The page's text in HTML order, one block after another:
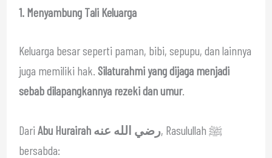
1. Menyambung Tali Keluarga
Keluarga besar seperti paman, bibi, sepupu, dan lainnya
juga memiliki hak. Silaturahmi yang dijaga menjadi
sebab dilapangkannya rezeki dan umur.
Dari Abu Hurairah رضي الله عنه, Rasulullah ﷺ
bersabda: